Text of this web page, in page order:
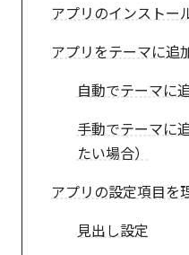
アプリのインストー
アプリをテーマに追
自動でテーマに
手動でテーマに
たい場合）
アプリの設定項目を
見出し設定